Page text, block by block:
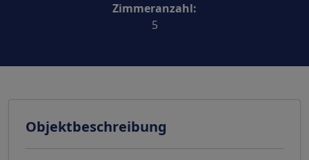
Zimmeranzahl:
5
Objektbeschreibung